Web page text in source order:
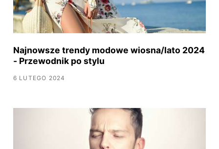
Najnowsze trendy modowe wiosna/lato 2024
- Przewodnik po stylu
6 LUTEGO 2024